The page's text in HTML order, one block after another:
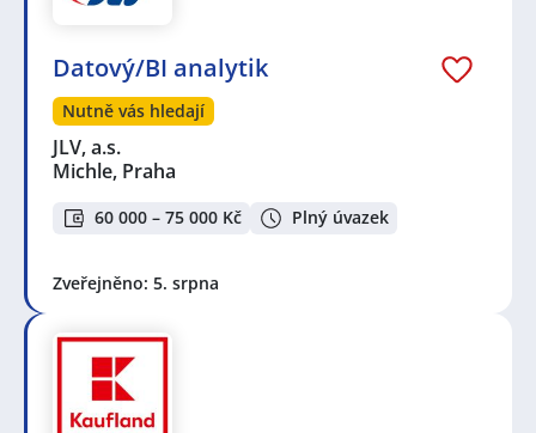
Datový/BI analytik
Nutně vás hledají
JLV, a.s.
Michle, Praha
60 000 – 75 000 Kč Plný úvazek
Zveřejněno: 5. srpna